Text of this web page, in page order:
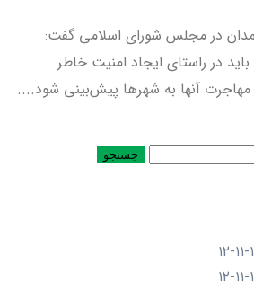
در مجلس شورای اسلامی گفت:
در راستای ایجاد امنیت خاطر
مهاجرت آنها به شهرها پیش‌بینی شود....